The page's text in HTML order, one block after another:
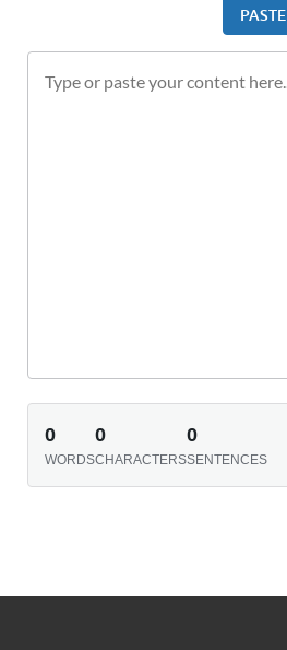
PASTE
0
WORDS
0
CHARACTERS
0
SENTENCES